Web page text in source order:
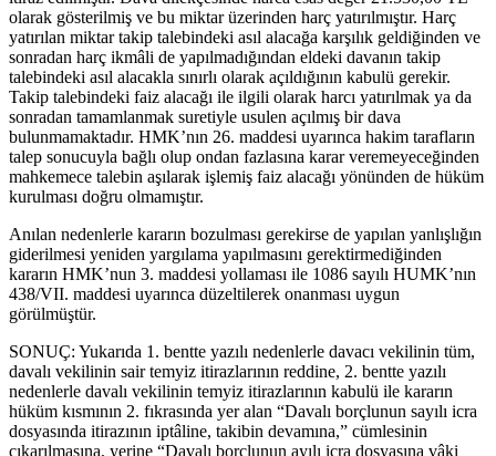
olarak gösterilmiş ve bu miktar üzerinden harç yatırılmıştır. Harç
yatırılan miktar takip talebindeki asıl alacağa karşılık geldiğinden ve
sonradan harç ikmâli de yapılmadığından eldeki davanın takip
talebindeki asıl alacakla sınırlı olarak açıldığının kabulü gerekir.
Takip talebindeki faiz alacağı ile ilgili olarak harcı yatırılmak ya da
sonradan tamamlanmak suretiyle usulen açılmış bir dava
bulunmamaktadır. HMK’nın 26. maddesi uyarınca hakim tarafların
talep sonucuyla bağlı olup ondan fazlasına karar veremeyeceğinden
mahkemece talebin aşılarak işlemiş faiz alacağı yönünden de hüküm
kurulması doğru olmamıştır.
Anılan nedenlerle kararın bozulması gerekirse de yapılan yanlışlığın
giderilmesi yeniden yargılama yapılmasını gerektirmediğinden
kararın HMK’nun 3. maddesi yollaması ile 1086 sayılı HUMK’nın
438/VII. maddesi uyarınca düzeltilerek onanması uygun
görülmüştür.
SONUÇ: Yukarıda 1. bentte yazılı nedenlerle davacı vekilinin tüm,
davalı vekilinin sair temyiz itirazlarının reddine, 2. bentte yazılı
nedenlerle davalı vekilinin temyiz itirazlarının kabulü ile kararın
hüküm kısmının 2. fıkrasında yer alan “Davalı borçlunun sayılı icra
dosyasında itirazının iptâline, takibin devamına,” cümlesinin
çıkarılmasına, yerine “Davalı borçlunun ayılı icra dosyasına vâki